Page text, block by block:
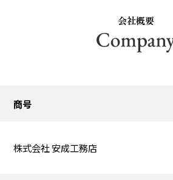
会社概要
商号
株式会社 安成工務店